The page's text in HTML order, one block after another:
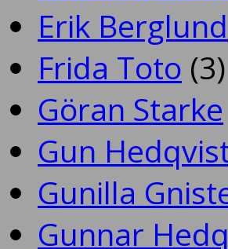
Erik Berglund
Frida Toto (3)
Göran Starke
Gun
Gunilla
Gunnar